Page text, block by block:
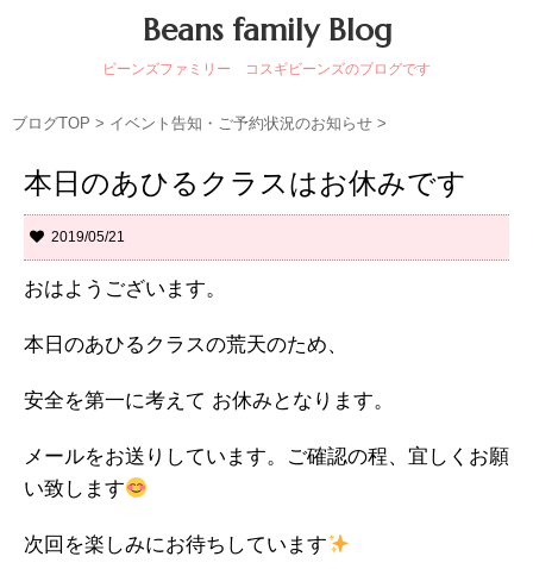
Beans family Blog
ビーンズファミリー コスギビーンズのブログです
ブログTOP > イベント告知・ご予約状況のお知らせ >
本日のあひるクラスはお休みです
2019/05/21
おはようございます。
本日のあひるクラスの荒天のため、
安全を第一に考えて お休みとなります。
メールをお送りしています。ご確認の程、宜しくお願
い致します
次回を楽しみにお待ちしています